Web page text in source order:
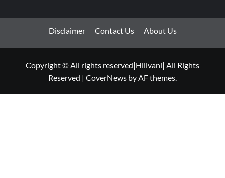
Disclaimer Contact Us About Us
Copyright © All rights reserved|Hillvani| All Rights
Reserved | CoverNews by AF themes.